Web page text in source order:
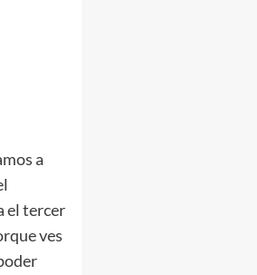
a
el tercer
ves